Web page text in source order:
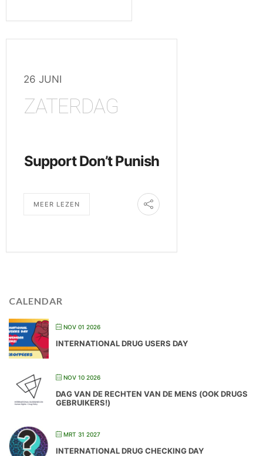
26 JUNI
ZATERDAG
Support Don’t Punish
MEER LEZEN
CALENDAR
NOV 01 2026
INTERNATIONAL DRUG USERS DAY
NOV 10 2026
DAG VAN DE RECHTEN VAN DE MENS (OOK DRUGS
GEBRUIKERS!)
MRT 31 2027
INTERNATIONAL DRUG CHECKING DAY